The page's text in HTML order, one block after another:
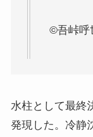
©吾峠呼
水柱として最終
発現した。冷静